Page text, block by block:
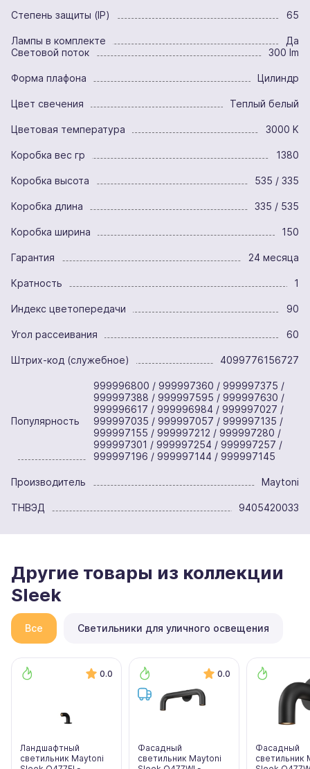
Степень защиты (IP) 65
Лампы в комплекте
Да
Световой поток
300 lm
Форма плафона Цилиндр
Цвет свечения Теплый белый
Цветовая температура 3000 K
Коробка вес гр 1380
Коробка высота 535 / 335
Коробка длина 335 / 535
Коробка ширина 150
Гарантия 24 месяца
Кратность 1
Индекс цветопередачи 90
Угол рассеивания 60
Штрих-код (служебное) 4099776156727
Популярность
999996800 / 999997360 / 999997375 /
999997388 / 999997595 / 999997630 /
999996617 / 999996984 / 999997027 /
999997035 / 999997057 / 999997135 /
999997155 / 999997212 / 999997280 /
999997301 / 999997254 / 999997257 /
999997196 / 999997144 / 999997145
Производитель Maytoni
ТНВЭД 9405420033
Другие товары из коллекции
Sleek
Все Светильники для уличного освещения
0.0
Ландшафтный
светильник Maytoni
0.0
Фасадный
светильник Maytoni
Фасадный
светильник